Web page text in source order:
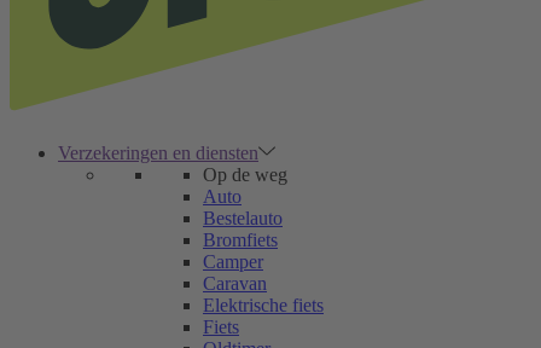
Verzekeringen en diensten
Op de weg
Auto
Bestelauto
Bromfiets
Camper
Caravan
Elektrische fiets
Fiets